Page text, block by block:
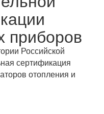
приборов
Российской
сертификация
отопления и